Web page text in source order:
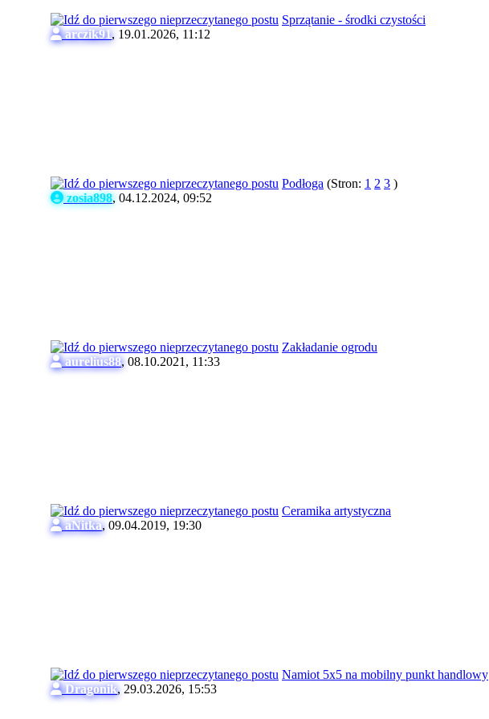
Sprzątanie - środki czystości
arczik91, 19.01.2026, 11:12
Podłoga (Stron: 1 2 3 )
zosia898, 04.12.2024, 09:52
Zakładanie ogrodu
aurelius88, 08.10.2021, 11:33
Ceramika artystyczna
aNitka, 09.04.2019, 19:30
Namiot 5x5 na mobilny punkt handlowy
Dragonik, 29.03.2026, 15:53